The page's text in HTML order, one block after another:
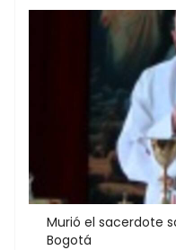
Murió el sacerdote
Bogotá